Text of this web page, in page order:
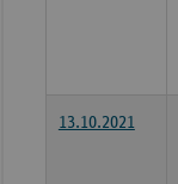
13.10.2021